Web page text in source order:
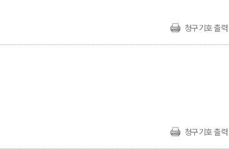
청구기호 출력
청구기호 출력